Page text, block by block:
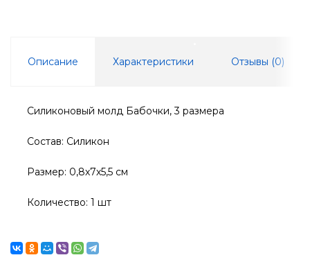
Описание Характеристики Отзывы (0)
Силиконовый молд Бабочки, 3 размера
Состав: Силикон
Размер: 0,8х7х5,5 см
Количество: 1 шт